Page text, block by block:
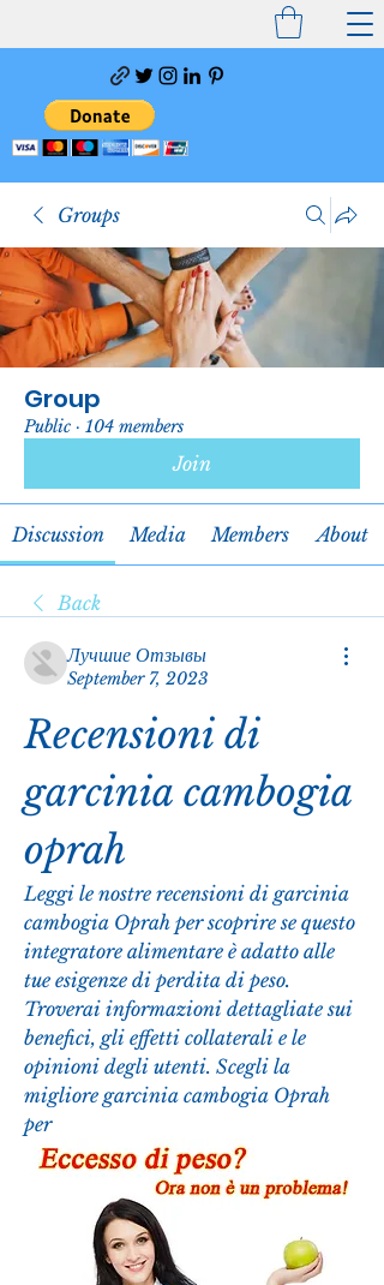
Groups
Group
Public · 104 members
Join
Discussion Media Members About
Back
Лучшие Отзывы
September 7, 2023
Recensioni di
garcinia cambogia
oprah
Leggi le nostre recensioni di garcinia
cambogia Oprah per scoprire se questo
integratore alimentare è adatto alle
tue esigenze di perdita di peso.
Troverai informazioni dettagliate sui
benefici, gli effetti collaterali e le
opinioni degli utenti. Scegli la
migliore garcinia cambogia Oprah
per